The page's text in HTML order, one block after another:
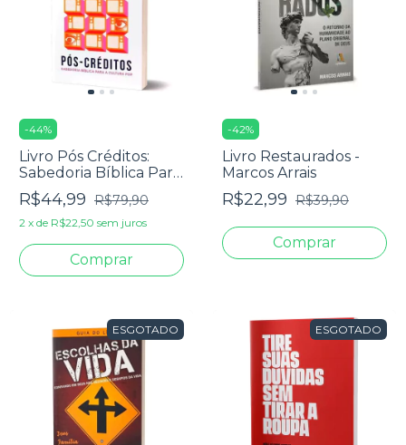
-44%
Livro Pós Créditos:
Sabedoria Bíblica Para
a Cultura POP -
Bruno Maroni
R$44,99 R$79,90
2 x de R$22,50 sem juros
-42%
Livro Restaurados -
Marcos Arrais
R$22,99 R$39,90
ESGOTADO ESGOTADO